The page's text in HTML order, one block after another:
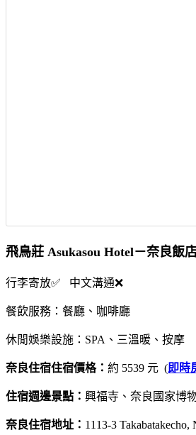
飛鳥莊 Asukasou Hotel－奈良飯
行李寄放✅ 中文溝通❌
餐飲服務：餐廳、咖啡廳
休閒娛樂設施：SPA、三溫暖、按摩
奈良住宿住宿價格： 約 5539 元 (即時
住宿週邊景點： 興福寺、奈良國家博
奈良住宿地址： 1113-3